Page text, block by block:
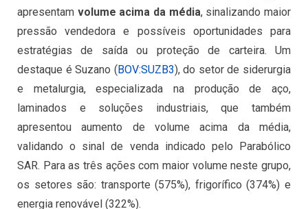
apresentam volume acima da média, sinalizando maior
pressão vendedora e possíveis oportunidades para
estratégias de saída ou proteção de carteira. Um
destaque é Suzano (BOV:SUZB3), do setor de siderurgia
e metalurgia, especializada na produção de aço,
laminados e soluções industriais, que também
apresentou aumento de volume acima da média,
validando o sinal de venda indicado pelo Parabólico
SAR. Para as três ações com maior volume neste grupo,
os setores são: transporte (575%), frigorífico (374%) e
energia renovável (322%).